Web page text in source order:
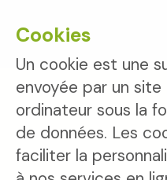
Cookies
Un cookie est une
envoyée par un
ordinateur sous la
de données. Les
faciliter la